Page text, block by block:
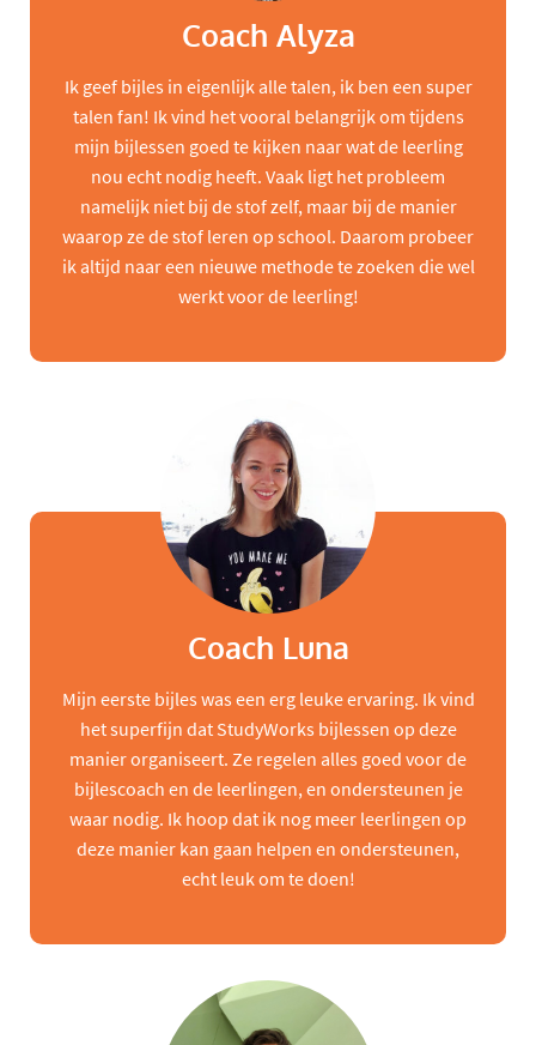
Coach Alyza
Ik geef bijles in eigenlijk alle talen, ik ben een super
talen fan! Ik vind het vooral belangrijk om tijdens
mijn bijlessen goed te kijken naar wat de leerling
nou echt nodig heeft. Vaak ligt het probleem
namelijk niet bij de stof zelf, maar bij de manier
waarop ze de stof leren op school. Daarom probeer
ik altijd naar een nieuwe methode te zoeken die wel
werkt voor de leerling!
Coach Luna
Mijn eerste bijles was een erg leuke ervaring. Ik vind
het superfijn dat StudyWorks bijlessen op deze
manier organiseert. Ze regelen alles goed voor de
bijlescoach en de leerlingen, en ondersteunen je
waar nodig. Ik hoop dat ik nog meer leerlingen op
deze manier kan gaan helpen en ondersteunen,
echt leuk om te doen!